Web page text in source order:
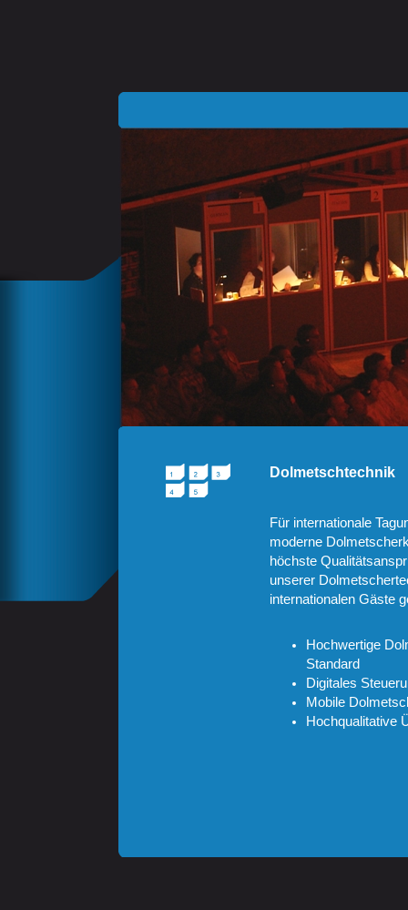
Dolmetschtechnik
Für internationale
moderne
höchste
unserer
internationalen Gäste
Hochwertige
Standard
Digitales
Mobile
Hochqualitative